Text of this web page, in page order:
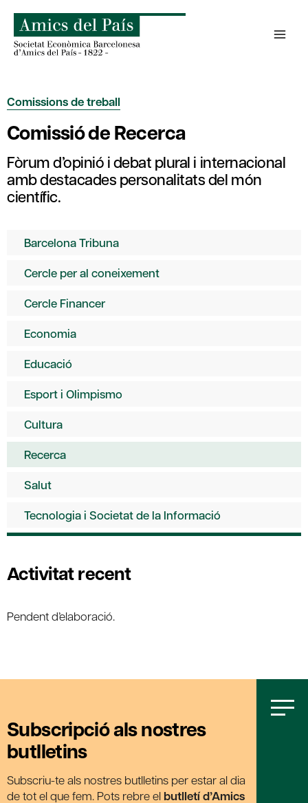
content
Comissions de treball
Comissió de Recerca
Fòrum d’opinió i debat plural i internacional
amb destacades personalitats del món
científic.
Barcelona Tribuna
Cercle per al coneixement
Cercle Financer
Economia
Educació
Esport i Olimpismo
Cultura
Recerca
Salut
Tecnologia i Societat de la Informació
Activitat recent
Pendent d’elaboració.
Subscripció als nostres
butlletins
Subscriu-te als nostres butlletins per estar al dia
de tot el que fem. Pots rebre el butlletí d’Amics